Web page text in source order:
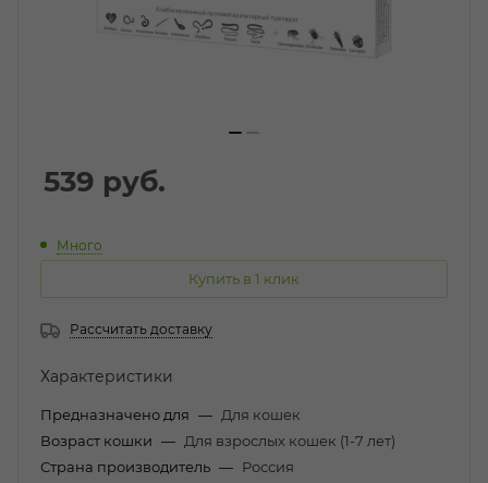
539 руб.
Много
Купить в 1 клик
Рассчитать доставку
Характеристики
Предназначено для — Для кошек
Возраст кошки — Для взрослых кошек (1-7 лет)
Страна производитель — Россия